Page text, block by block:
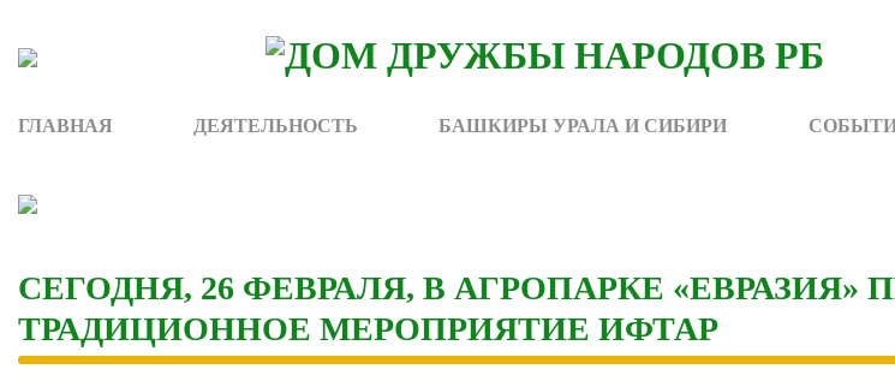
content
ГЛАВНАЯ ДЕЯТЕЛЬНОСТЬ БАШКИРЫ УРАЛА И СИБИРИ
СЕГОДНЯ, 26 ФЕВРАЛЯ, В АГРОПАРКЕ
ТРАДИЦИОННОЕ МЕРОПРИЯТИЕ ИФТАР